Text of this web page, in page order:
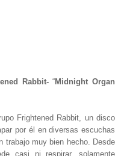
Rabbit-“Midnight Organ
Frightened Rabbit, un disco
por él en diversas escuchas
trabajo muy bien hecho. Desde
casi ni respirar, solamente